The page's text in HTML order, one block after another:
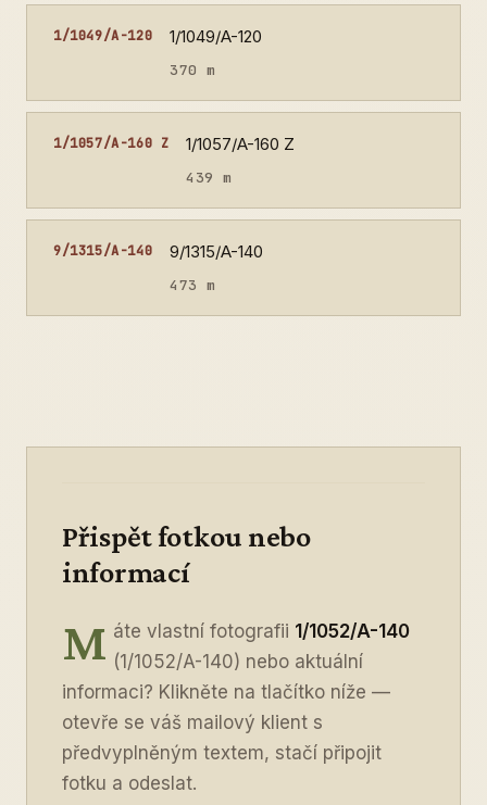
1/1049/A-120 1/1049/A-120
370 m
1/1057/A-160 Z 1/1057/A-160 Z
439 m
9/1315/A-140 9/1315/A-140
473 m
Přispět fotkou nebo
informací
M áte vlastní fotografii 1/1052/A-140
(1/1052/A-140) nebo aktuální
informaci? Klikněte na tlačítko níže —
otevře se váš mailový klient s
předvyplněným textem, stačí připojit
fotku a odeslat.